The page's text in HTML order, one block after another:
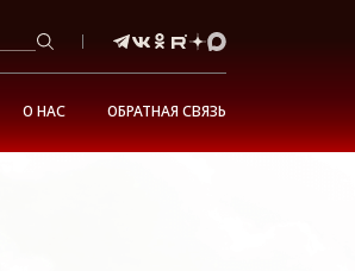
О НАС ОБРАТНАЯ СВЯЗЬ